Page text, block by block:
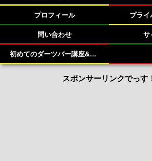
プロフィール プライ
問い合わせ サ
初めてのダーツバー講座&宮城県のダーツバー紹介！
スポンサーリンクでっす